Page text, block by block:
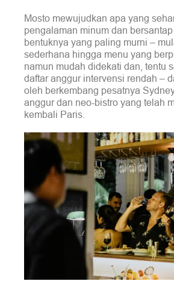
Mosto mewujudkan apa yang
pengalaman minum dan
bentuknya yang paling murni –
sederhana hingga menu yang
namun mudah didekati dan, tentu
daftar anggur intervensi rendah –
oleh berkembang pesatnya
anggur dan neo-bistro yang telah
kembali Paris.